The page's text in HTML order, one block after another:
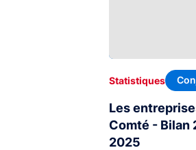
Les
Comté - Bilan
2025
Statistiques